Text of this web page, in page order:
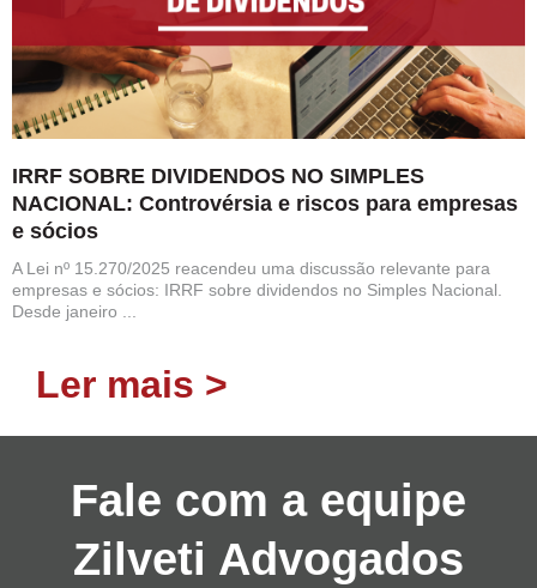
IRRF SOBRE DIVIDENDOS NO SIMPLES
NACIONAL: Controvérsia e riscos para empresas
e sócios
A Lei nº 15.270/2025 reacendeu uma discussão relevante para
empresas e sócios: IRRF sobre dividendos no Simples Nacional.
Desde janeiro ...
Ler mais >
Fale com a equipe
Zilveti Advogados